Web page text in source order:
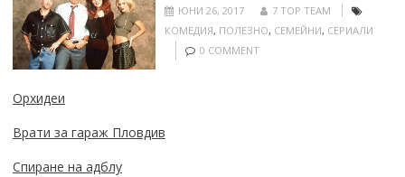
ЮНИ 26, 2017
7 TOP TEAM
КОМЕДИЯ, ПОЛЕЗНО, СЕМЕЙНИ, СЕРИАЛИ
0 COMMENT
Орхидеи
Врати за гараж Пловдив
Спиране на адблу